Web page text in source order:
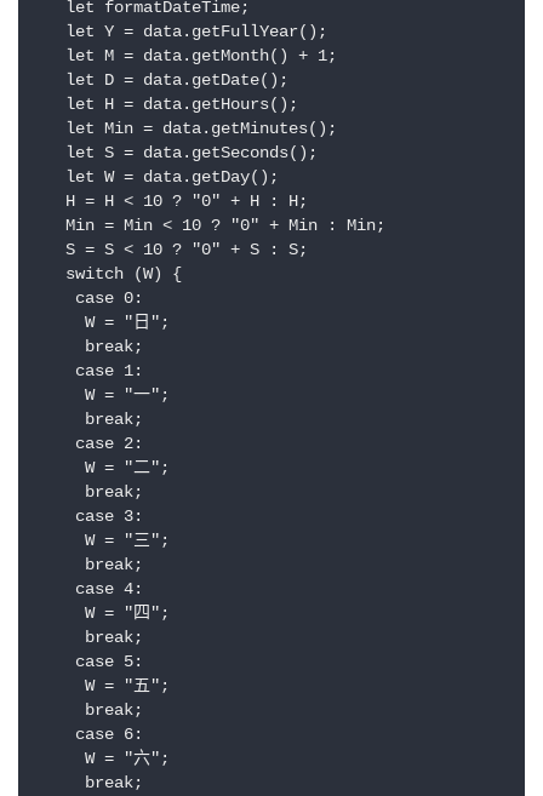
   let formatDateTime;
   let Y = data.getFullYear();
   let M = data.getMonth() + 1;
   let D = data.getDate();
   let H = data.getHours();
   let Min = data.getMinutes();
   let S = data.getSeconds();
   let W = data.getDay();
   H = H < 10 ? "0" + H : H;
   Min = Min < 10 ? "0" + Min : Min;
   S = S < 10 ? "0" + S : S;
   switch (W) {
    case 0:
     W = "日";
     break;
    case 1:
     W = "一";
     break;
    case 2:
     W = "二";
     break;
    case 3:
     W = "三";
     break;
    case 4:
     W = "四";
     break;
    case 5:
     W = "五";
     break;
    case 6:
     W = "六";
     break;